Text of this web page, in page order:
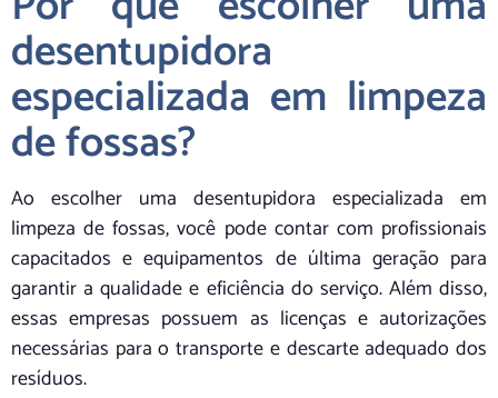
desentupidora
especializada em limpeza
de fossas?
Ao escolher uma desentupidora especializada em
limpeza de fossas, você pode contar com profissionais
capacitados e equipamentos de última geração para
garantir a qualidade e eficiência do serviço. Além disso,
essas empresas possuem as licenças e autorizações
necessárias para o transporte e descarte adequado dos
resíduos.